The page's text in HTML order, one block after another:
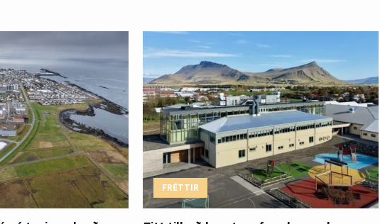
FRÉTTIR